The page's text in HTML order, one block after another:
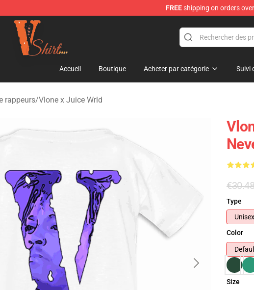
FREEshipping on orders
Vlone Shirt Shop
Accueil Boutique Acheter par catégorie Suivi
rappeurs/Vlone x Juice Wrld
€30.48
Type
Unisex
Color
Size